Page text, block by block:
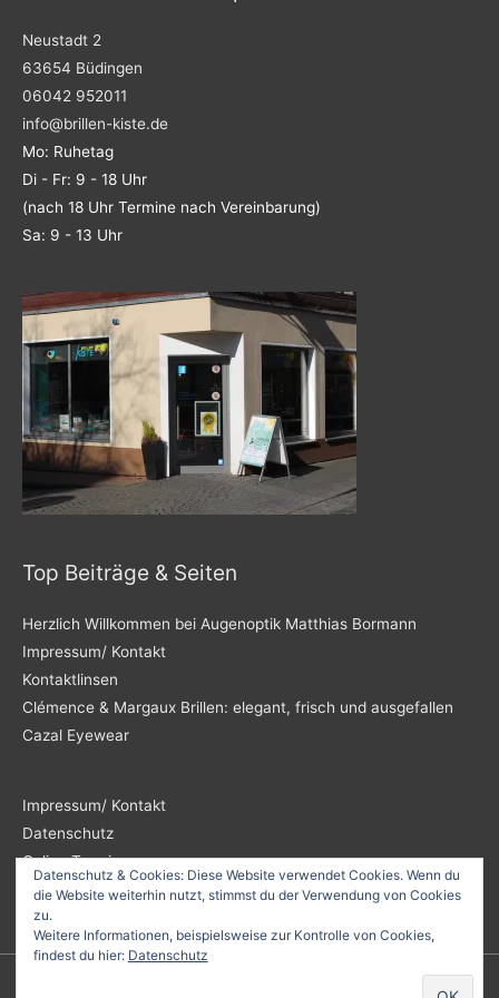
Neustadt 2
63654 Büdingen
06042 952011
info@brillen-kiste.de
Mo: Ruhetag
Di - Fr: 9 - 18 Uhr
(nach 18 Uhr Termine nach Vereinbarung)
Sa: 9 - 13 Uhr
Top Beiträge & Seiten
Herzlich Willkommen bei Augenoptik Matthias Bormann
Impressum/ Kontakt
Kontaktlinsen
Clémence & Margaux Brillen: elegant, frisch und ausgefallen
Cazal Eyewear
Impressum/ Kontakt
Datenschutz
Online Termin
Datenschutz & Cookies: Diese Website verwendet Cookies. Wenn du
die Website weiterhin nutzt, stimmst du der Verwendung von Cookies
zu.
Weitere Informationen, beispielsweise zur Kontrolle von Cookies,
findest du hier: Datenschutz